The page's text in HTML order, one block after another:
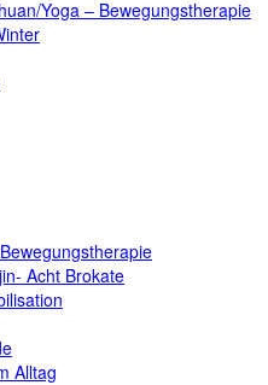
Yoga – Bewegungstherapie
Acht Brokate
Alltag